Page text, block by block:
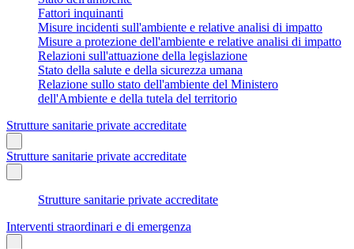
Fattori inquinanti
Misure incidenti sull'ambiente e relative analisi di impatto
Misure a protezione dell'ambiente e relative analisi di impatto
Relazioni sull'attuazione della legislazione
Stato della salute e della sicurezza umana
Relazione sullo stato dell'ambiente del Ministero
dell'Ambiente e della tutela del territorio
Strutture sanitarie private accreditate
Strutture sanitarie private accreditate
Strutture sanitarie private accreditate
Interventi straordinari e di emergenza